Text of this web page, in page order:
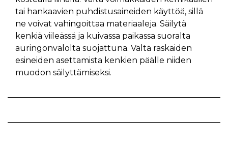
tai hankaavien puhdistusaineiden käyttöä, sillä
ne voivat vahingoittaa materiaaleja. Säilytä
kenkiä viileässä ja kuivassa paikassa suoralta
auringonvalolta suojattuna. Vältä raskaiden
esineiden asettamista kenkien päälle niiden
muodon säilyttämiseksi.